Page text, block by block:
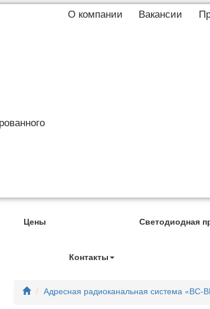
О компании Вакансии
Цены Светодиодная
Контакты
Адресная радиоканальная система «ВС-